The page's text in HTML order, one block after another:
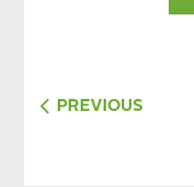
PREVIOUS